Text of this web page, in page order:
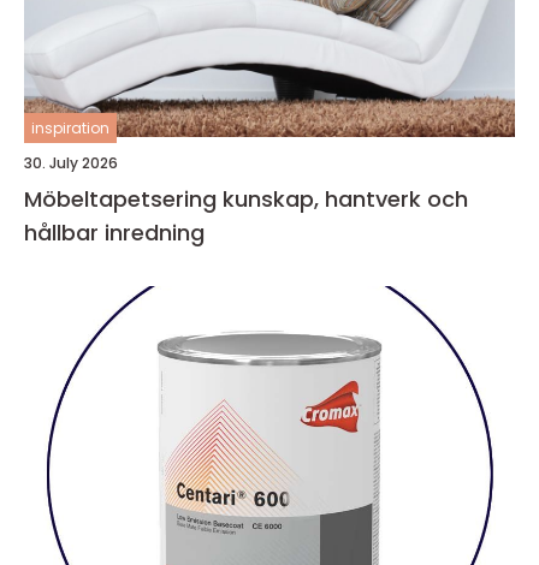
inspiration
30. July 2026
Möbeltapetsering kunskap, hantverk och
hållbar inredning